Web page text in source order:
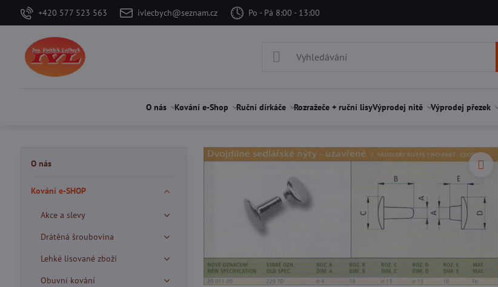
+420 577 523 563 ivlecbych@seznam.cz Po - Pá 8:00 - 13:00
O nás Kování e-Shop Ruční dírkáče Rozražeče + ruční lisyVýprodej nitě Výprodej přezek
O nás
Kování e-SHOP
Akce a slevy
Drátěná šroubovina
Lehké lisované zboží
Obuvní kování